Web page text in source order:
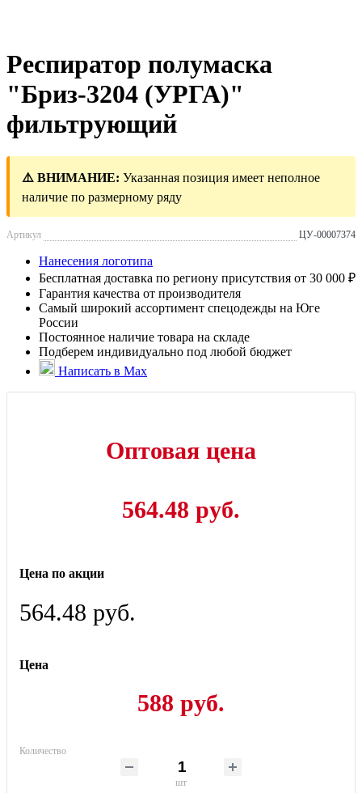
Респиратор полумаска
"Бриз-3204 (УРГА)"
фильтрующий
⚠️ ВНИМАНИЕ: Указанная позиция имеет неполное
наличие по размерному ряду
Артикул ЦУ-00007374
Нанесения логотипа
Бесплатная доставка по региону присутствия от 30 000 ₽
Гарантия качества от производителя
Самый широкий ассортимент спецодежды на Юге
России
Постоянное наличие товара на складе
Подберем индивидуально под любой бюджет
Написать в Max
Оптовая цена
564.48 руб.
Цена по акции
564.48 руб.
Цена
588 руб.
Количество
шт